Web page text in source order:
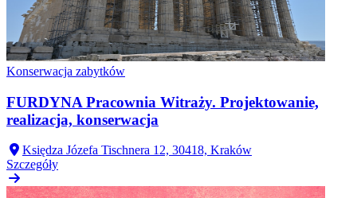
Konserwacja zabytków
FURDYNA Pracownia Witraży. Projektowanie,
realizacja, konserwacja
Księdza Józefa Tischnera 12, 30418, Kraków
Szczegóły